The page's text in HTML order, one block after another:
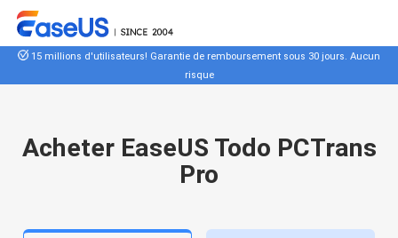
15 millions d'utilisateurs! Garantie de remboursement sous 30 jours. Aucun
risque
Acheter EaseUS Todo PCTrans
Pro